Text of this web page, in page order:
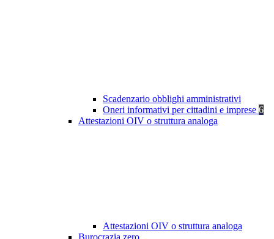
Scadenzario obblighi amministrativi
Oneri informativi per cittadini e imprese 6
Attestazioni OIV o struttura analoga
Attestazioni OIV o struttura analoga